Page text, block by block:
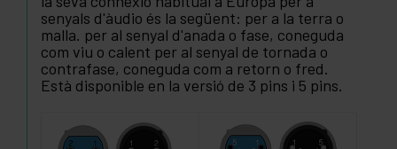
senyals d'àudio és la següent: per a la terra o
malla. per al senyal d'anada o fase, coneguda
com viu o calent per al senyal de tornada o
contrafase, coneguda com a retorn o fred.
Està disponible en la versió de 3 pins i 5 pins.